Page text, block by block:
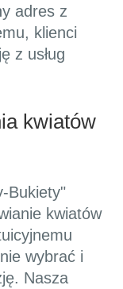
adres z
klienci
z usług
kwiatów
Bukiety"
kwiatów
wybrać i
Nasza